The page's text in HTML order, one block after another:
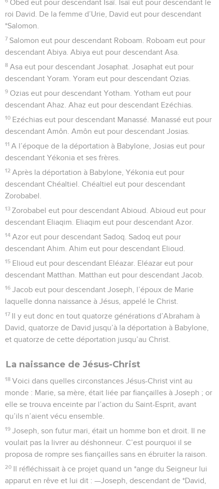
Après la déportation à Babylone, Yékonia eut pour
descendant Chéaltiel. Chéaltiel eut pour descendant
Zorobabel eut pour descendant Abioud. Abioud eut pour
descendant Eliaqim. Eliaqim eut pour descendant Azor.
Azor eut pour descendant Sadoq. Sadoq eut pour
descendant Ahim. Ahim eut pour descendant Elioud.
Elioud eut pour descendant Eléazar. Eléazar eut pour
descendant Matthan. Matthan eut pour descendant Jacob.
Jacob eut pour descendant Joseph, l’époux de Marie
laquelle donna naissance à Jésus, appelé le Christ.
Il y eut donc en tout quatorze générations d’Abraham à
et quatorze de cette déportation jusqu’au Christ.
La naissance de Jésus-Christ
Voici dans quelles circonstances Jésus-Christ vint au
elle se trouva enceinte par l’action du Saint-Esprit, avant
qu’ils n’aient vécu ensemble.
Joseph, son futur mari, était un homme bon et droit. Il ne
voulait pas la livrer au déshonneur. C’est pourquoi il se
proposa de rompre ses fiançailles sans en ébruiter la raison.
20 Il réfléchissait à ce projet quand un *ange du Seigneur lui
apparut en rêve et lui dit : —Joseph, descendant de *David,
ne crains pas de prendre Marie pour femme, car l’enfant
qu’elle porte vient de l’Esprit Saint.
C’est lui, en effet, qui *sauvera son peuple de ses péchés.
22 Tout cela arriva pour que s’accomplisse cette parole du
Seigneur transmise par le *prophète :
23 Voici, la jeune fille vierge sera enceinte. Et elle enfantera
un fils que l’on appellera Emmanuel, ce qui veut dire : Dieu
est avec nous.
24 A son réveil, Joseph fit ce que l’ange du Seigneur lui avait
commandé : il prit sa fiancée pour femme.
25 Mais il n’eut pas de relations conjugales avec elle avant
qu’elle ait mis au monde un fils, auquel il donna le nom de